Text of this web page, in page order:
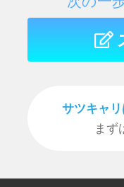
ない場合、
い場合があ
サツキャ
まず